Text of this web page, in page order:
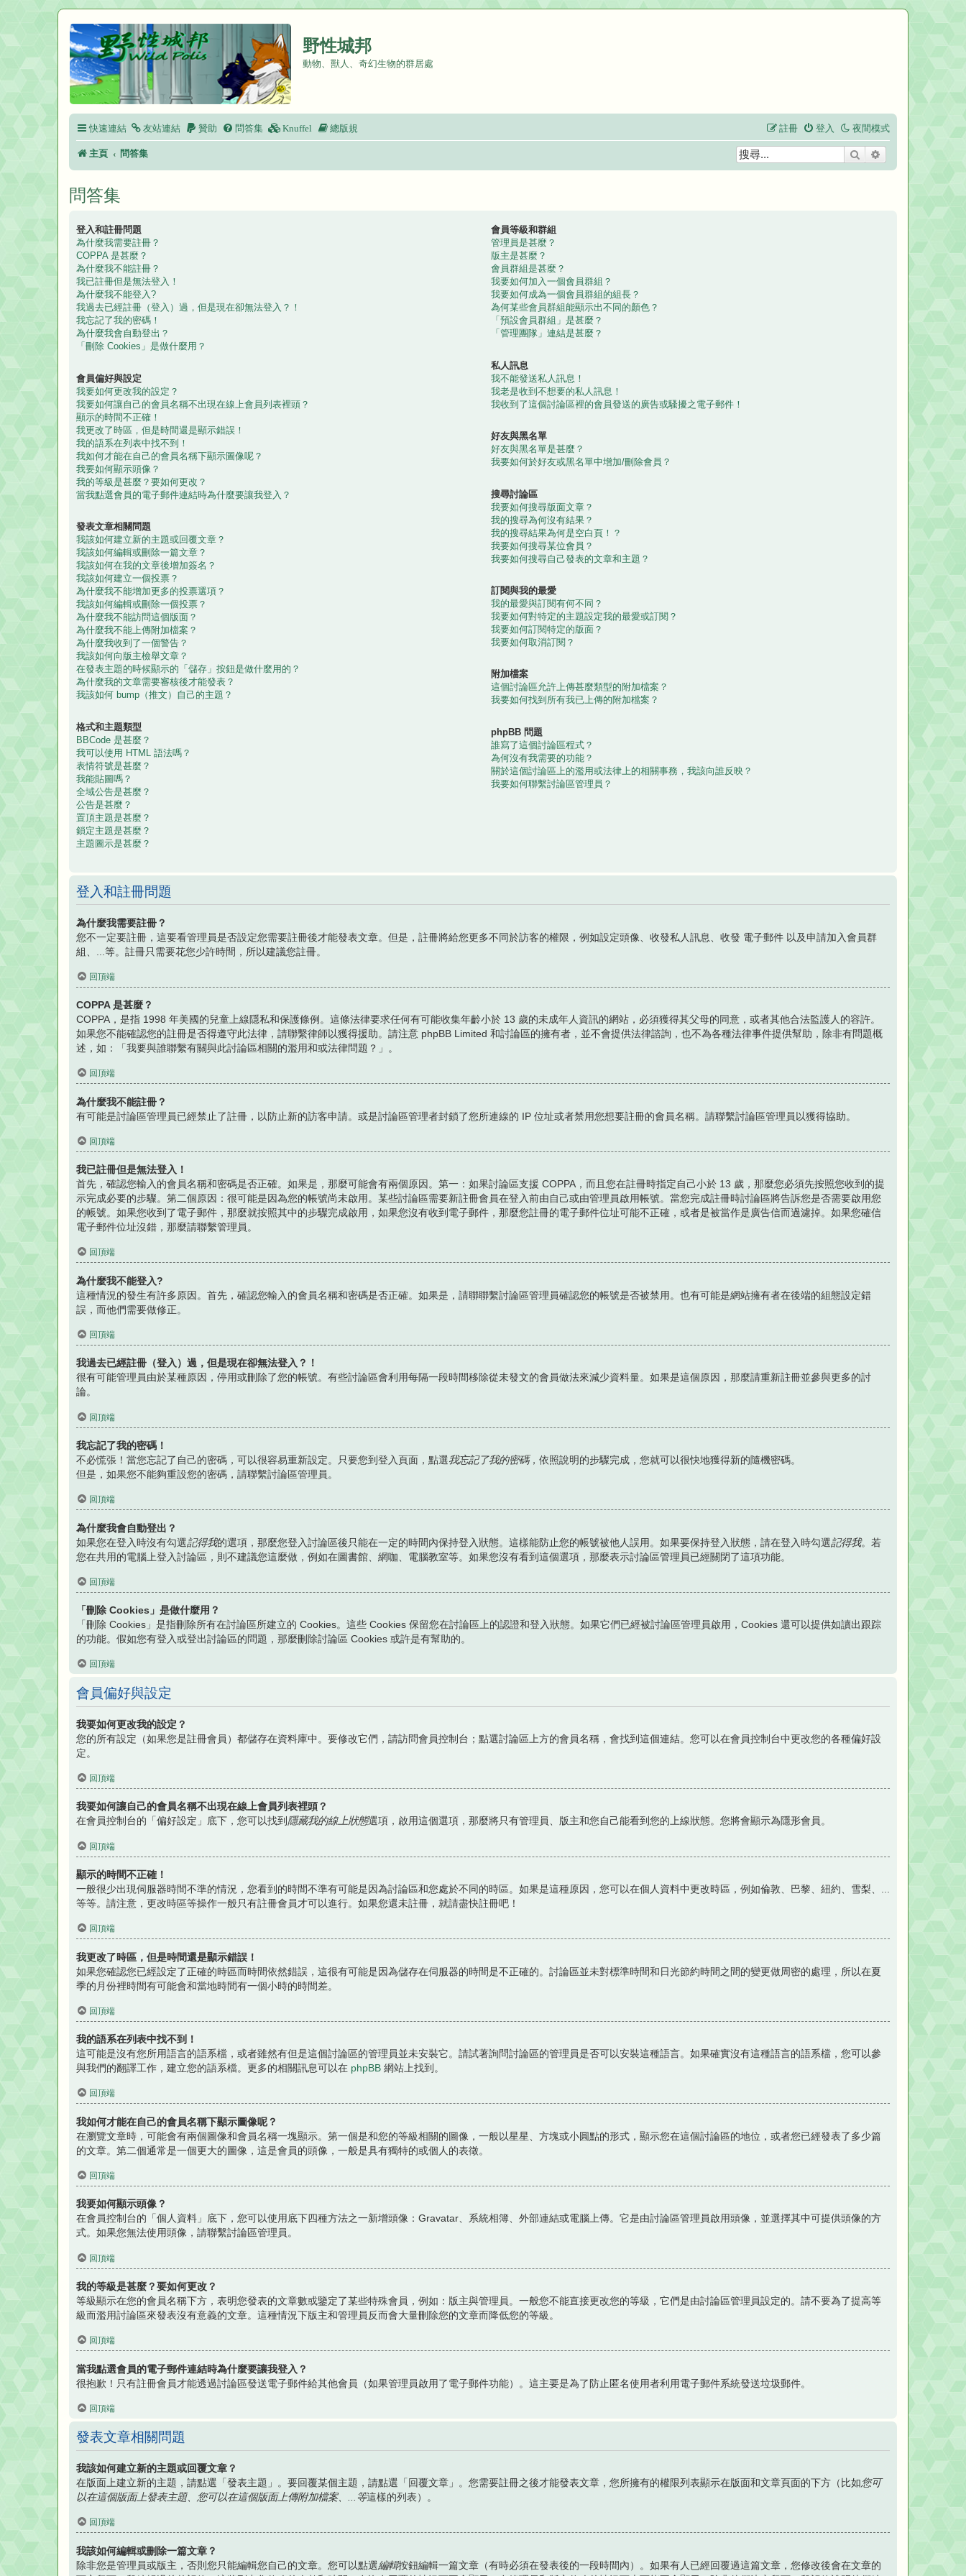
野性城邦
動物、獸人、奇幻生物的群居處
快速連結 夜間模式
友站連結 贊助 問答集 Knuffel 總版規 登入
註冊
主頁 問答集 搜尋
問答集
登入和註冊問題
為什麼我需要註冊？
COPPA 是甚麼？
為什麼我不能註冊？
我已註冊但是無法登入！
為什麼我不能登入?
我過去已經註冊（登入）過，但是現在卻無法登入？！
我忘記了我的密碼！
為什麼我會自動登出？
「刪除 Cookies」是做什麼用？
會員偏好與設定
我要如何更改我的設定？
我要如何讓自己的會員名稱不出現在線上會員列表裡頭？
顯示的時間不正確！
我更改了時區，但是時間還是顯示錯誤！
我的語系在列表中找不到！
我如何才能在自己的會員名稱下顯示圖像呢？
我要如何顯示頭像？
我的等級是甚麼？要如何更改？
當我點選會員的電子郵件連結時為什麼要讓我登入？
發表文章相關問題
我該如何建立新的主題或回覆文章？
我該如何編輯或刪除一篇文章？
我該如何在我的文章後增加簽名？
我該如何建立一個投票？
為什麼我不能增加更多的投票選項？
我該如何編輯或刪除一個投票？
為什麼我不能訪問這個版面？
為什麼我不能上傳附加檔案？
為什麼我收到了一個警告？
我該如何向版主檢舉文章？
在發表主題的時候顯示的「儲存」按鈕是做什麼用的？
為什麼我的文章需要審核後才能發表？
我該如何 bump（推文）自己的主題？
格式和主題類型
BBCode 是甚麼？
我可以使用 HTML 語法嗎？
表情符號是甚麼？
我能貼圖嗎？
全域公告是甚麼？
公告是甚麼？
置頂主題是甚麼？
鎖定主題是甚麼？
主題圖示是甚麼？
會員等級和群組
管理員是甚麼？
版主是甚麼？
會員群組是甚麼？
我要如何加入一個會員群組？
我要如何成為一個會員群組的組長？
為何某些會員群組能顯示出不同的顏色？
「預設會員群組」是甚麼？
「管理團隊」連結是甚麼？
私人訊息
我不能發送私人訊息！
我老是收到不想要的私人訊息！
我收到了這個討論區裡的會員發送的廣告或騷擾之電子郵件！
好友與黑名單
好友與黑名單是甚麼？
我要如何於好友或黑名單中增加/刪除會員？
搜尋討論區
我要如何搜尋版面文章？
我的搜尋為何沒有結果？
我的搜尋結果為何是空白頁！？
我要如何搜尋某位會員？
我要如何搜尋自己發表的文章和主題？
訂閱與我的最愛
我的最愛與訂閱有何不同？
我要如何對特定的主題設定我的最愛或訂閱？
我要如何訂閱特定的版面？
我要如何取消訂閱？
附加檔案
這個討論區允許上傳甚麼類型的附加檔案？
我要如何找到所有我已上傳的附加檔案？
phpBB 問題
誰寫了這個討論區程式？
為何沒有我需要的功能？
關於這個討論區上的濫用或法律上的相關事務，我該向誰反映？
我要如何聯繫討論區管理員？
登入和註冊問題
為什麼我需要註冊？
您不一定要註冊，這要看管理員是否設定您需要註冊後才能發表文章。但是，註冊將給您更多不同於訪客的權限，例如設定頭像、收發私人訊息、收發 電子郵件 以及申請加入會員群
組、...等。註冊只需要花您少許時間，所以建議您註冊。
回頂端
COPPA 是甚麼？
COPPA，是指 1998 年美國的兒童上線隱私和保護條例。這條法律要求任何有可能收集年齡小於 13 歲的未成年人資訊的網站，必須獲得其父母的同意，或者其他合法監護人的容許。
如果您不能確認您的註冊是否得遵守此法律，請聯繫律師以獲得援助。請注意 phpBB Limited 和討論區的擁有者，並不會提供法律諮詢，也不為各種法律事件提供幫助，除非有問題概
述，如：「我要與誰聯繫有關與此討論區相關的濫用和或法律問題？」。
回頂端
為什麼我不能註冊？
有可能是討論區管理員已經禁止了註冊，以防止新的訪客申請。或是討論區管理者封鎖了您所連線的 IP 位址或者禁用您想要註冊的會員名稱。請聯繫討論區管理員以獲得協助。
回頂端
我已註冊但是無法登入！
首先，確認您輸入的會員名稱和密碼是否正確。如果是，那麼可能會有兩個原因。第一：如果討論區支援 COPPA，而且您在註冊時指定自己小於 13 歲，那麼您必須先按照您收到的提
示完成必要的步驟。第二個原因：很可能是因為您的帳號尚未啟用。某些討論區需要新註冊會員在登入前由自己或由管理員啟用帳號。當您完成註冊時討論區將告訴您是否需要啟用您
的帳號。如果您收到了電子郵件，那麼就按照其中的步驟完成啟用，如果您沒有收到電子郵件，那麼您註冊的電子郵件位址可能不正確，或者是被當作是廣告信而過濾掉。如果您確信
電子郵件位址沒錯，那麼請聯繫管理員。
回頂端
為什麼我不能登入?
這種情況的發生有許多原因。首先，確認您輸入的會員名稱和密碼是否正確。如果是，請聯聯繫討論區管理員確認您的帳號是否被禁用。也有可能是網站擁有者在後端的組態設定錯
誤，而他們需要做修正。
回頂端
我過去已經註冊（登入）過，但是現在卻無法登入？！
很有可能管理員由於某種原因，停用或刪除了您的帳號。有些討論區會利用每隔一段時間移除從未發文的會員做法來減少資料量。如果是這個原因，那麼請重新註冊並參與更多的討
論。
回頂端
我忘記了我的密碼！
不必慌張！當您忘記了自己的密碼，可以很容易重新設定。只要您到登入頁面，點選我忘記了我的密碼，依照說明的步驟完成，您就可以很快地獲得新的隨機密碼。
但是，如果您不能夠重設您的密碼，請聯繫討論區管理員。
回頂端
為什麼我會自動登出？
如果您在登入時沒有勾選記得我的選項，那麼您登入討論區後只能在一定的時間內保持登入狀態。這樣能防止您的帳號被他人誤用。如果要保持登入狀態，請在登入時勾選記得我。若
您在共用的電腦上登入討論區，則不建議您這麼做，例如在圖書館、網咖、電腦教室等。如果您沒有看到這個選項，那麼表示討論區管理員已經關閉了這項功能。
回頂端
「刪除 Cookies」是做什麼用？
「刪除 Cookies」是指刪除所有在討論區所建立的 Cookies。這些 Cookies 保留您在討論區上的認證和登入狀態。如果它們已經被討論區管理員啟用，Cookies 還可以提供如讀出跟踪
的功能。假如您有登入或登出討論區的問題，那麼刪除討論區 Cookies 或許是有幫助的。
回頂端
會員偏好與設定
我要如何更改我的設定？
您的所有設定（如果您是註冊會員）都儲存在資料庫中。要修改它們，請訪問會員控制台；點選討論區上方的會員名稱，會找到這個連結。您可以在會員控制台中更改您的各種偏好設
定。
回頂端
我要如何讓自己的會員名稱不出現在線上會員列表裡頭？
在會員控制台的「偏好設定」底下，您可以找到 隱藏我的線上狀態選項，啟用這個選項，那麼將只有管理員、版主和您自己能看到您的上線狀態。您將會顯示為隱形會員。
回頂端
顯示的時間不正確！
一般很少出現伺服器時間不準的情況，您看到的時間不準有可能是因為討論區和您處於不同的時區。如果是這種原因，您可以在個人資料中更改時區，例如倫敦、巴黎、紐約、雪梨、...
等等。請注意，更改時區等操作一般只有註冊會員才可以進行。如果您還未註冊，就請盡快註冊吧！
回頂端
我更改了時區，但是時間還是顯示錯誤！
如果您確認您已經設定了正確的時區而時間依然錯誤，這很有可能是因為儲存在伺服器的時間是不正確的。討論區並未對標準時間和日光節約時間之間的變更做周密的處理，所以在夏
季的月份裡時間有可能會和當地時間有一個小時的時間差。
回頂端
我的語系在列表中找不到！
這可能是沒有您所用語言的語系檔，或者雖然有但是這個討論區的管理員並未安裝它。請試著詢問討論區的管理員是否可以安裝這種語言。如果確實沒有這種語言的語系檔，您可以參
與我們的翻譯工作，建立您的語系檔。更多的相關訊息可以在 phpBB 網站上找到。
回頂端
我如何才能在自己的會員名稱下顯示圖像呢？
在瀏覽文章時，可能會有兩個圖像和會員名稱一塊顯示。第一個是和您的等級相關的圖像，一般以星星、方塊或小圓點的形式，顯示您在這個討論區的地位，或者您已經發表了多少篇
的文章。第二個通常是一個更大的圖像，這是會員的頭像，一般是具有獨特的或個人的表徵。
回頂端
我要如何顯示頭像？
在會員控制台的「個人資料」底下，您可以使用底下四種方法之一新增頭像：Gravatar、系統相簿、外部連結或電腦上傳。它是由討論區管理員啟用頭像，並選擇其中可提供頭像的方
式。如果您無法使用頭像，請聯繫討論區管理員。
回頂端
我的等級是甚麼？要如何更改？
等級顯示在您的會員名稱下方，表明您發表的文章數或鑒定了某些特殊會員，例如：版主與管理員。一般您不能直接更改您的等級，它們是由討論區管理員設定的。請不要為了提高等
級而濫用討論區來發表沒有意義的文章。這種情況下版主和管理員反而會大量刪除您的文章而降低您的等級。
回頂端
當我點選會員的電子郵件連結時為什麼要讓我登入？
很抱歉！只有註冊會員才能透過討論區發送電子郵件給其他會員（如果管理員啟用了電子郵件功能）。這主要是為了防止匿名使用者利用電子郵件系統發送垃圾郵件。
回頂端
發表文章相關問題
我該如何建立新的主題或回覆文章？
在版面上建立新的主題，請點選「發表主題」。要回覆某個主題，請點選「回覆文章」。您需要註冊之後才能發表文章，您所擁有的權限列表顯示在版面和文章頁面的下方（比如您可
以在這個版面上發表主題、您可以在這個版面上傳附加檔案、...等這樣的列表）。
回頂端
我該如何編輯或刪除一篇文章？
除非您是管理員或版主，否則您只能編輯您自己的文章。您可以點選編輯按鈕編輯一篇文章（有時必須在發表後的一段時間內）。如果有人已經回覆過這篇文章，您修改後會在文章的